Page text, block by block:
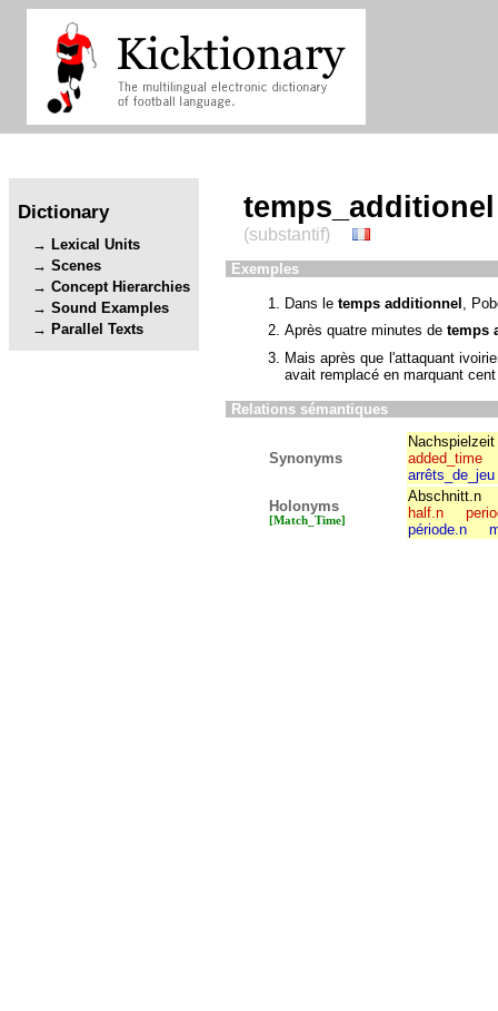
Dictionary
Lexical Units
Scenes
Concept Hierarchies
Sound Examples
Parallel Texts
temps_additionel
(substantif)
Exemples
Dans le temps additionnel ,
Après quatre minutes de temps
Mais après que l'attaquant
avait remplacé en marquant
Relations sémantiques
Synonyms
Nachspielzeit
added_time
arrêts_de_jeu
Holonyms
[Match_Time]
Abschnitt.n
half.n
période.n